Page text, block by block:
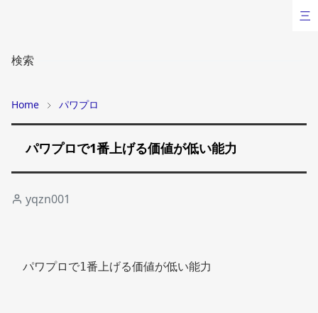
検索
Home パワプロ
パワプロで1番上げる価値が低い能力
yqzn001
パワプロで1番上げる価値が低い能力
三